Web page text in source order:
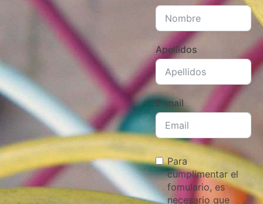
Apellidos
E-mail
Para
cumplimentar el
fomulario, es
necesario que